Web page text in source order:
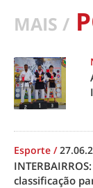
MAIS /
Esporte /
classificação